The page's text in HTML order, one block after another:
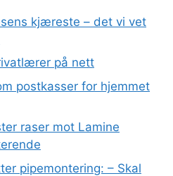
kjæreste – det vi vet
på nett
postkasser for hjemmet
raser mot Lamine
pipemontering: – Skal